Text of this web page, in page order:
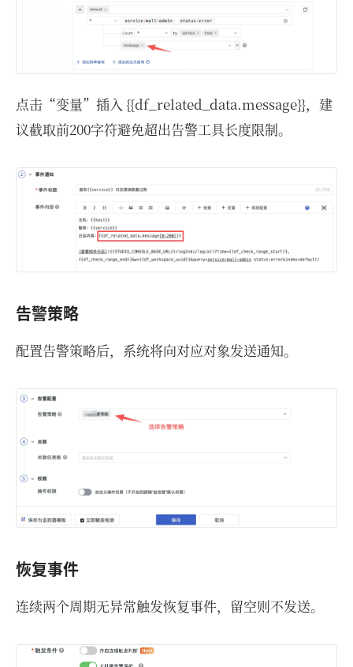
点击“变量”插入 {{df_related_data.message}}，建
议截取前200字符避免超出告警工具长度限制。
告警策略
配置告警策略后，系统将向对应对象发送通知。
恢复事件
连续两个周期无异常触发恢复事件，留空则不发送。